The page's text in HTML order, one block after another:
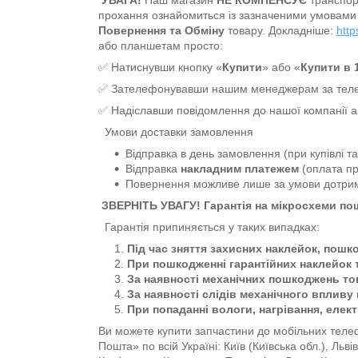
прохання ознайомиться із зазначеними
Повернення та Обміну товару. Докладніше:
або планшетам просто:
✅ Натиснувши кнопку «Купити» або «Купити в
✅ Зателефонувавши нашим менеджерам за
✅ Надіславши повідомлення до нашої компанії
Умови доставки замовлення
Відправка в день замовлення (при купівлі
Відправка накладним платежем (оплата
Повернення можливе лише за умови
ЗВЕРНІТЬ УВАГУ! Гарантія на мікросхеми
Гарантія припиняється у таких випадках:
Під час зняття захисних наклейок,
При пошкодженні гарантійних
За наявності механічних пошкоджень
За наявності слідів механічного
При попаданні вологи, нагрівання,
Ви можете купити запчастини до мобільних
Пошта» по всій Україні: Київ (Київська обл.),